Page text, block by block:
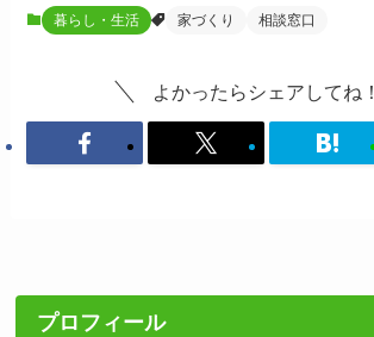
暮らし・生活 家づくり 相談窓口
よかったらシェアしてね！
プロフィール